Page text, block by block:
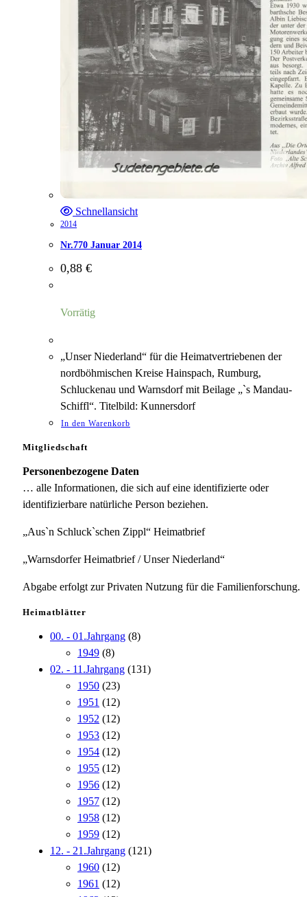
Schnellansicht
2014
Nr.770 Januar 2014
0,88 €
Vorrätig
„Unser Niederland“ für die Heimatvertriebenen der
nordböhmischen Kreise Hainspach, Rumburg,
Schluckenau und Warnsdorf mit Beilage „`s Mandau-
Schiffl“. Titelbild: Kunnersdorf
In den Warenkorb
Mitgliedschaft
Personenbezogene Daten
… alle Informationen, die sich auf eine identifizierte oder
identifizierbare natürliche Person beziehen.
„Aus`n Schluck`schen Zippl“ Heimatbrief
„Warnsdorfer Heimatbrief / Unser Niederland“
Abgabe erfolgt zur Privaten Nutzung für die Familienforschung.
Heimatblätter
00. - 01.Jahrgang (8)
1949 (8)
02. - 11.Jahrgang (131)
1950 (23)
1951 (12)
1952 (12)
1953 (12)
1954 (12)
1955 (12)
1956 (12)
1957 (12)
1958 (12)
1959 (12)
12. - 21.Jahrgang (121)
1960 (12)
1961 (12)